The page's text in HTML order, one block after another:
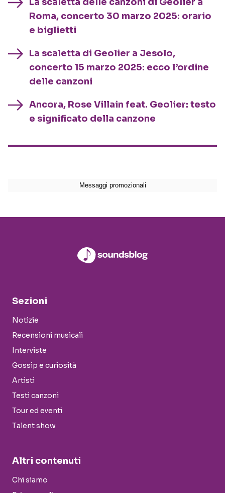
Roma, concerto 30 marzo 2025: orario
e biglietti
La scaletta di Geolier a Jesolo,
concerto 15 marzo 2025: ecco l’ordine
delle canzoni
Ancora, Rose Villain feat. Geolier: testo
e significato della canzone
Sezioni
Notizie
Recensioni musicali
Interviste
Gossip e curiosità
Artisti
Testi canzoni
Tour ed eventi
Talent show
Altri contenuti
Chi siamo